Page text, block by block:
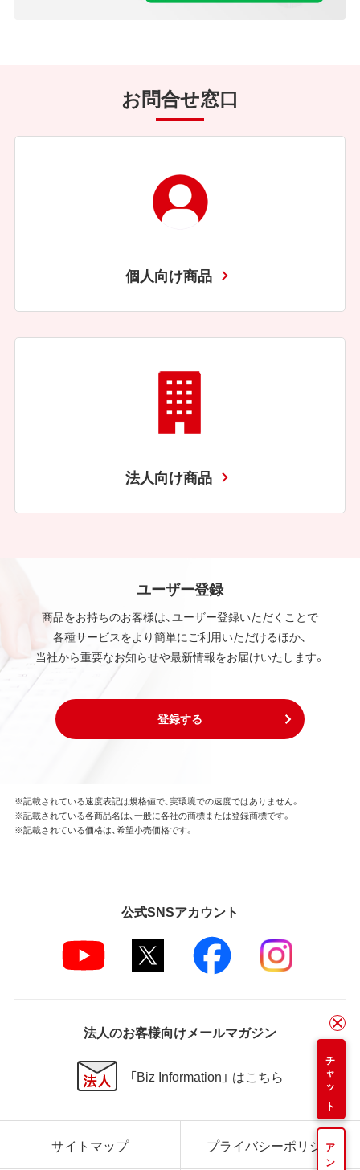
お問合せ窓口
個人向け商品
法人向け商品
ユーザー登録
商品をお持ちのお客様は、ユーザー登録いただくことで
各種サービスをより簡単にご利用いただけるほか、
当社から重要なお知らせや最新情報をお届けいたします。
登録する
チャット
※記載されている速度表記は規格値で、実環境での速度ではありません。
※記載されている各商品名は、一般に各社の商標または登録商標です。
※記載されている価格は、希望小売価格です。
公式SNSアカウント
法人のお客様向けメールマガジン
「Biz Information」 はこちら
サイトマップ プライバシーポリシー